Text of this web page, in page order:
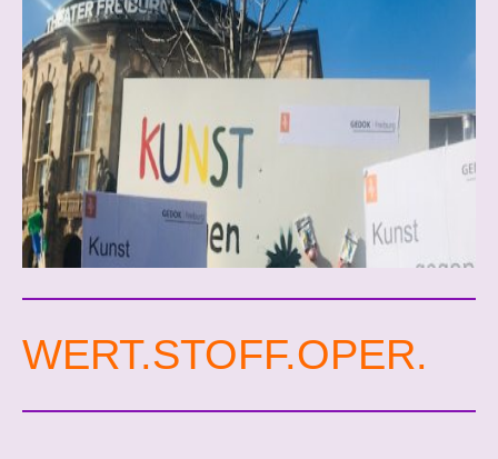
WERT.STOFF.OPER.